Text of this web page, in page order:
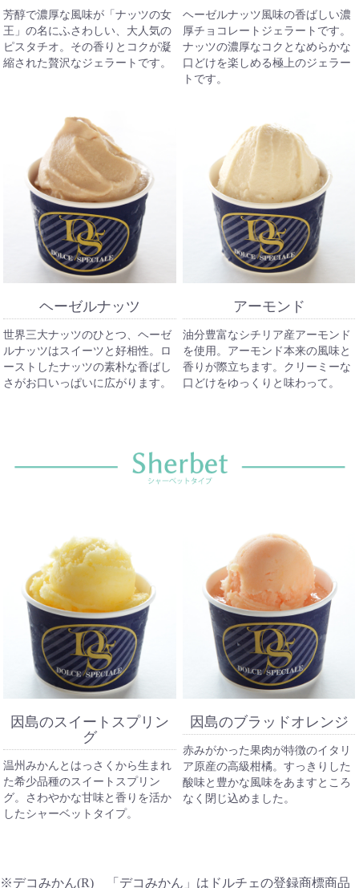
芳醇で濃厚な風味が「ナッツの女
王」の名にふさわしい、大人気の
ピスタチオ。その香りとコクが凝
縮された贅沢なジェラートです。
ヘーゼルナッツ風味の香ばしい濃
厚チョコレートジェラートです。
ナッツの濃厚なコクとなめらかな
口どけを楽しめる極上のジェラー
トです。
ヘーゼルナッツ
世界三大ナッツのひとつ、ヘーゼ
ルナッツはスイーツと好相性。ロ
ーストしたナッツの素朴な香ばし
さがお口いっぱいに広がります。
アーモンド
油分豊富なシチリア産アーモンド
を使用。アーモンド本来の風味と
香りが際立ちます。クリーミーな
口どけをゆっくりと味わって。
因島のスイートスプリン
グ
温州みかんとはっさくから生まれ
た希少品種のスイートスプリン
グ。さわやかな甘味と香りを活か
したシャーベットタイプ。
因島のブラッドオレンジ
赤みがかった果肉が特徴のイタリ
ア原産の高級柑橘。すっきりした
酸味と豊かな風味をあますところ
なく閉じ込めました。
※デコみかん(R) 「デコみかん」はドルチェの登録商標商品